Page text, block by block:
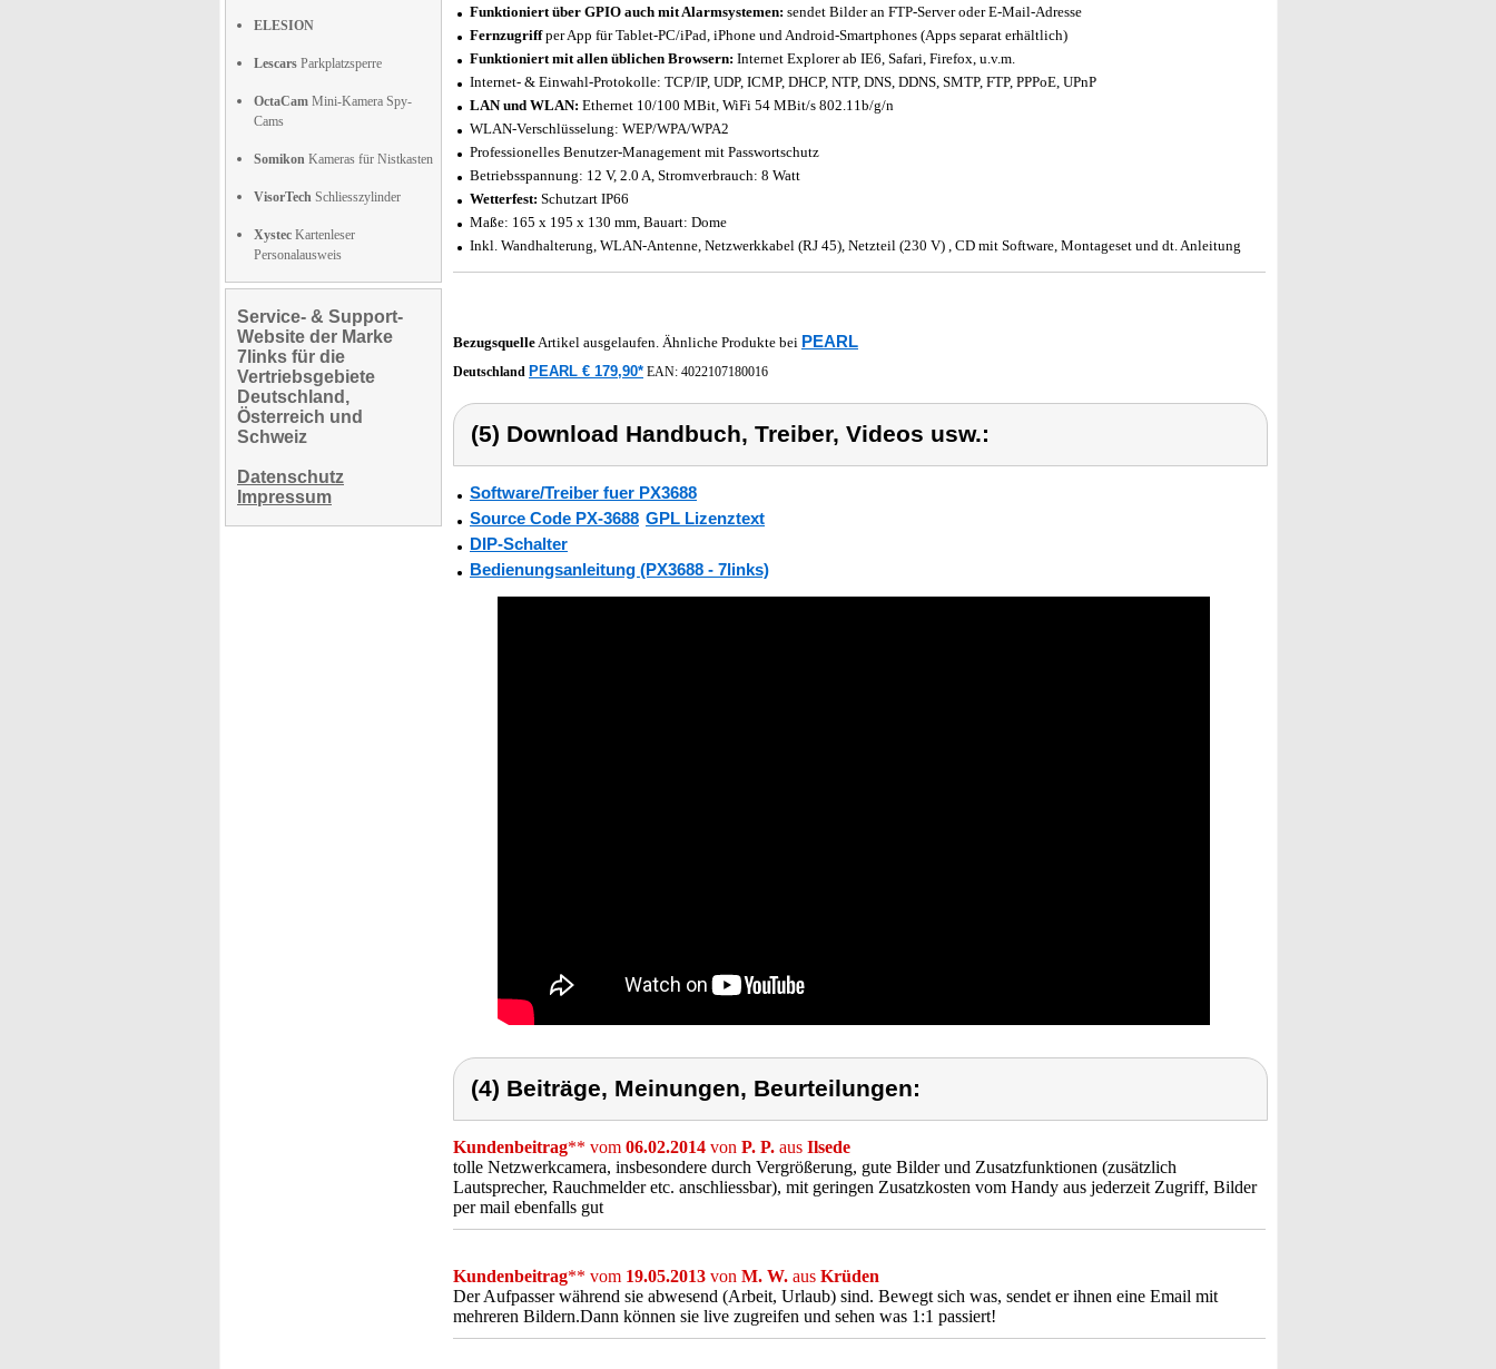
ELESION
Lescars Parkplatzsperre
OctaCam Mini-Kamera Spy-
Cams
Somikon Kameras für Nistkasten
VisorTech Schliesszylinder
Xystec Kartenleser
Personalausweis
Service- & Support-
Website der Marke
7links für die
Vertriebsgebiete
Deutschland,
Österreich und
Schweiz
Datenschutz
Impressum
Funktioniert über GPIO auch mit Alarmsystemen: sendet Bilder an FTP-Server oder E-Mail-Adresse
Fernzugriffper App für Tablet-PC/iPad, iPhone und Android-Smartphones (Apps separat erhältlich)
Funktioniert mit allen üblichen Browsern: Internet Explorer ab IE6, Safari, Firefox, u.v.m.
Internet- & Einwahl-Protokolle: TCP/IP, UDP, ICMP, DHCP, NTP, DNS, DDNS, SMTP, FTP, PPPoE, UPnP
LAN und WLAN: Ethernet 10/100 MBit, WiFi 54 MBit/s 802.11b/g/n
WLAN-Verschlüsselung: WEP/WPA/WPA2
Professionelles Benutzer-Management mit Passwortschutz
Betriebsspannung: 12 V, 2.0 A, Stromverbrauch: 8 Watt
Wetterfest: Schutzart IP66
Maße: 165 x 195 x 130 mm, Bauart: Dome
Inkl. Wandhalterung, WLAN-Antenne, Netzwerkkabel (RJ 45), Netzteil (230 V) , CD mit Software, Montageset und dt. Anleitung
BezugsquelleArtikel ausgelaufen. Ähnliche Produkte bei PEARL
Deutschland PEARL € 179,90* EAN: 4022107180016
(5) Download Handbuch, Treiber, Videos usw.:
Software/Treiber fuer PX3688
Source Code PX-3688 GPL Lizenztext
DIP-Schalter
Bedienungsanleitung (PX3688 - 7links)
(4) Beiträge, Meinungen, Beurteilungen:
Kundenbeitrag** vom 06.02.2014 von P. P. aus Ilsede
tolle Netzwerkcamera, insbesondere durch Vergrößerung, gute Bilder und Zusatzfunktionen (zusätzlich
Lautsprecher, Rauchmelder etc. anschliessbar), mit geringen Zusatzkosten vom Handy aus jederzeit Zugriff, Bilder
per mail ebenfalls gut
Kundenbeitrag** vom 19.05.2013 von M. W. aus Krüden
Der Aufpasser während sie abwesend (Arbeit, Urlaub) sind. Bewegt sich was, sendet er ihnen eine Email mit
mehreren Bildern.Dann können sie live zugreifen und sehen was 1:1 passiert!